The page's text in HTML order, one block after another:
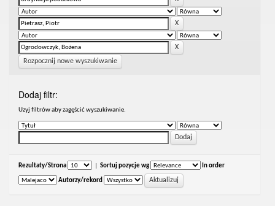
Rozpocznij nowe wyszukiwanie
Dodaj filtr:
Uzyj filtrów aby zagęścić wyszukiwanie.
Rezultaty/Strona Sortuj pozycje wg In order
Autorzy/rekord